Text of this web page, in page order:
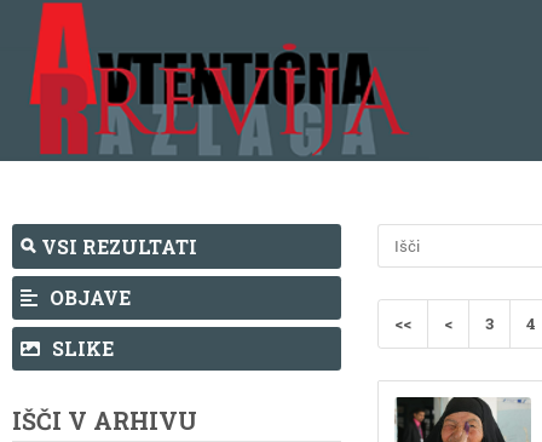
VSI REZULTATI
OBJAVE
SLIKE
IŠČI V ARHIVU
<< < 3 4